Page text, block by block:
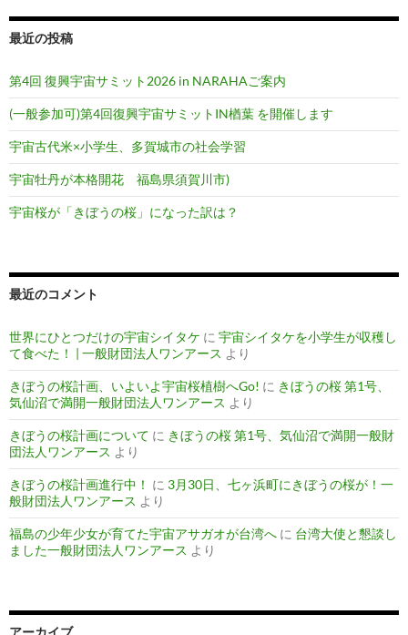
最近の投稿
第4回 復興宇宙サミット2026 in NARAHAご案内
(一般参加可)第4回復興宇宙サミットIN楢葉 を開催します
宇宙古代米×小学生、多賀城市の社会学習
宇宙牡丹が本格開花 福島県須賀川市)
宇宙桜が「きぼうの桜」になった訳は？
最近のコメント
世界にひとつだけの宇宙シイタケ に 宇宙シイタケを小学生が収穫し
て食べた！ | 一般財団法人ワンアース より
きぼうの桜計画、いよいよ宇宙桜植樹へGo! に きぼうの桜 第1号、
気仙沼で満開一般財団法人ワンアース より
きぼうの桜計画について に きぼうの桜 第1号、気仙沼で満開一般財
団法人ワンアース より
きぼうの桜計画進行中！ に 3月30日、七ヶ浜町にきぼうの桜が！一
般財団法人ワンアース より
福島の少年少女が育てた宇宙アサガオが台湾へ に 台湾大使と懇談し
ました一般財団法人ワンアース より